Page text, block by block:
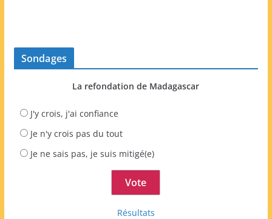
Sondages
La refondation de Madagascar
J'y crois, j'ai confiance
Je n'y crois pas du tout
Je ne sais pas, je suis mitigé(e)
Résultats